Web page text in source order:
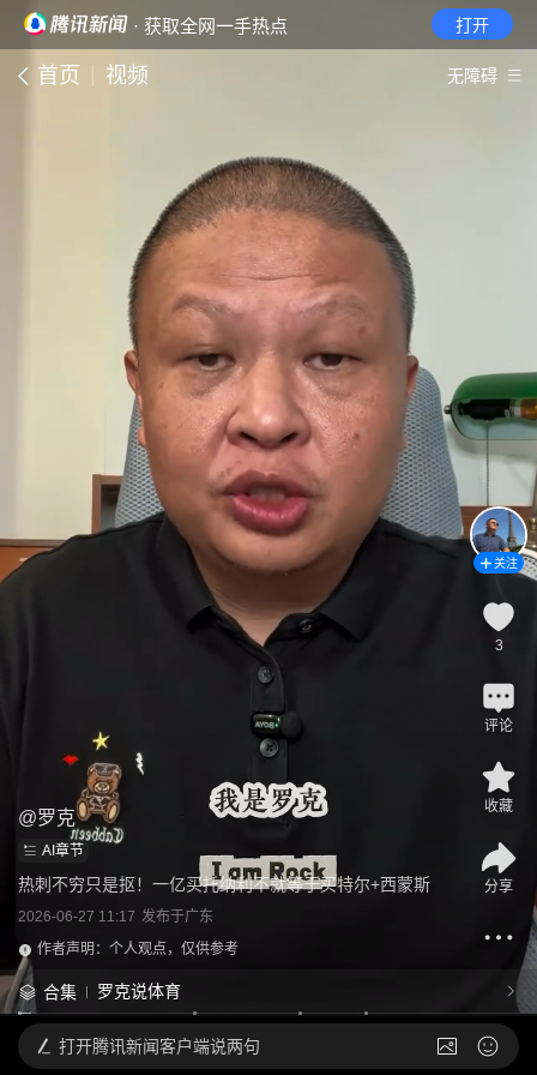
· 获取全网一手热点 打开
首页 视频 无障碍
@罗克
AI章节
热刺不穷只是抠！一亿买托纳利不就等于买特尔+西蒙斯
2026-06-27 11:17 发布于广东
作者声明：个人观点，仅供参考
合集 罗克说体育
关注
3
评论
收藏
分享
打开腾讯新闻客户端说两句